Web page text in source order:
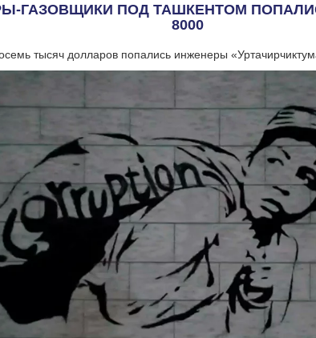
ГАЗОВЩИКИ ПОД ТАШКЕНТОМ
8000
тысяч долларов попались инженеры